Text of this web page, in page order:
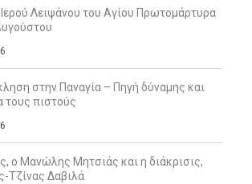
Λειψάνου του Αγίου Πρωτομάρτυρα
στην Παναγία – Πηγή δύναμης και
τους πιστούς
ο Μανώλης Μητσιάς και η διάκρισις,
Τζίνας Δαβιλά